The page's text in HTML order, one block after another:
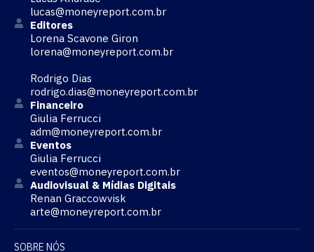
lucas@moneyreport.com.br
Editores
Lorena Scavone Giron
lorena@moneyreport.com.br
Rodrigo Dias
rodrigo.dias@moneyreport.com.br
Financeiro
Giulia Ferrucci
adm@moneyreport.com.br
Eventos
Giulia Ferrucci
eventos@moneyreport.com.br
Audiovisual & Mídias Digitais
Renan Graccowvisk
arte@moneyreport.com.br
SOBRE NÓS